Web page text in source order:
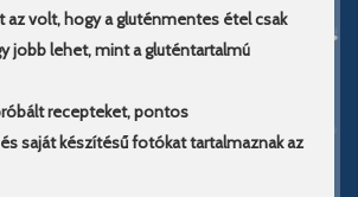
volt, hogy a gluténmentes étel csak
jobb lehet, mint a gluténtartalmú
recepteket, pontos
saját készítésű fotókat tartalmaznak az